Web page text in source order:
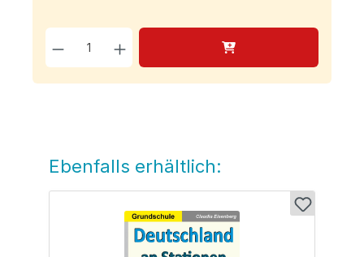
Produkt Anzahl: Gib den
Produktgalerie überspringen
Ebenfalls erhältlich: